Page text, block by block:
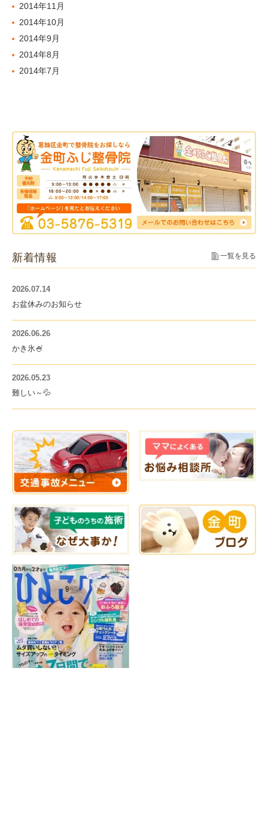
2014年11月
2014年10月
2014年9月
2014年8月
2014年7月
新着情報 一覧を見る
2026.07.14
お盆休みのお知らせ
2026.06.26
かき氷🍧
2026.05.23
難しい～💦